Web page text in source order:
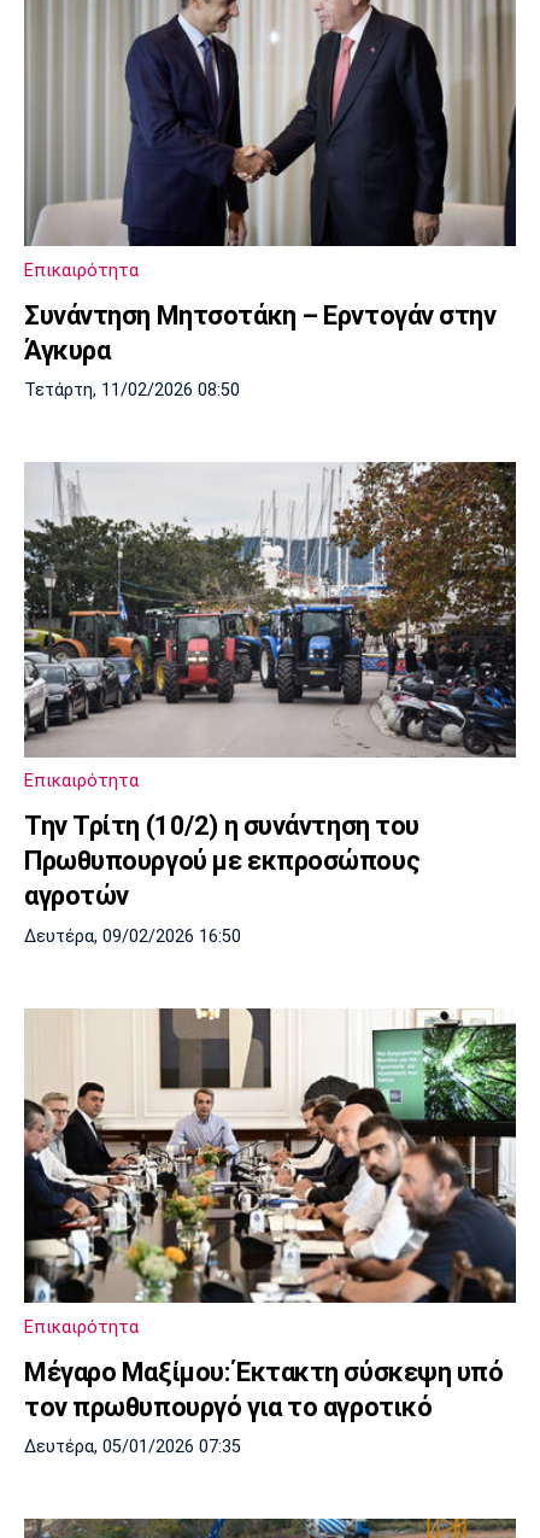
Επικαιρότητα
Συνάντηση Μητσοτάκη – Ερντογάν στην
Άγκυρα
Τετάρτη, 11/02/2026 08:50
Επικαιρότητα
Την Τρίτη (10/2) η συνάντηση του
Πρωθυπουργού με εκπροσώπους
αγροτών
Δευτέρα, 09/02/2026 16:50
Επικαιρότητα
Μέγαρο Μαξίμου: Έκτακτη σύσκεψη υπό
τον πρωθυπουργό για το αγροτικό
Δευτέρα, 05/01/2026 07:35